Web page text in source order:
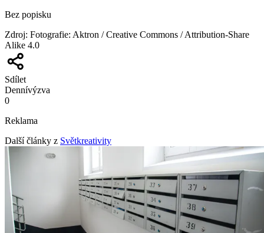
Bez popisku
Zdroj: Fotografie: Aktron / Creative Commons / Attribution-Share
Alike 4.0
Sdílet
Dennívýzva
0
Reklama
Další články z Světkreativity